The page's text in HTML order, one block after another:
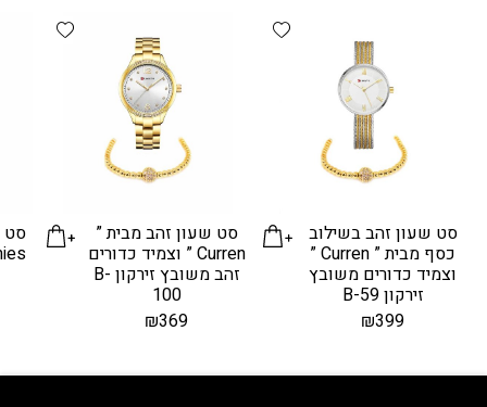
Add wishlist
סט שעון זהב בשילוב
כסף מבית ” Curren ”
וצמיד כדורים משובץ
זירקון B-59
₪399
wishlist
סט שעון זהב מבית ”
Curren ” וצמיד כדורים
זהב משובץ זירקון B-
100
₪369
סט